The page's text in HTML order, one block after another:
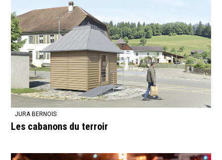
JURA BERNOIS
Les cabanons du terroir